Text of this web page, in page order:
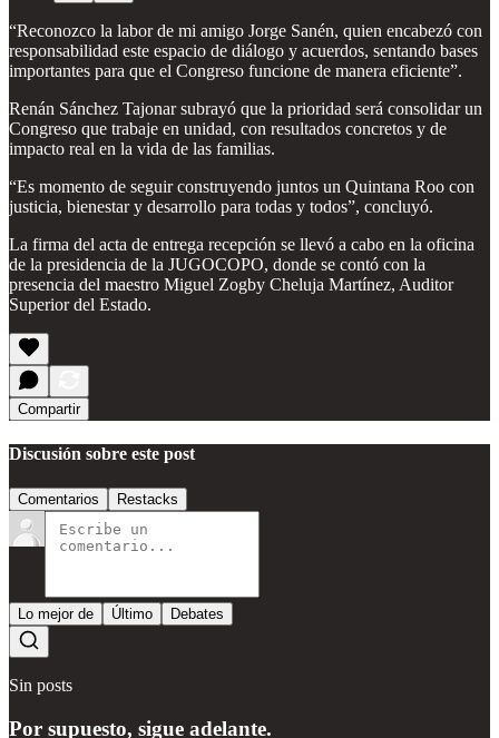
“Reconozco la labor de mi amigo Jorge Sanén, quien encabezó con
responsabilidad este espacio de diálogo y acuerdos, sentando bases
importantes para que el Congreso funcione de manera eficiente”.
Renán Sánchez Tajonar subrayó que la prioridad será consolidar un
Congreso que trabaje en unidad, con resultados concretos y de
impacto real en la vida de las familias.
“Es momento de seguir construyendo juntos un Quintana Roo con
justicia, bienestar y desarrollo para todas y todos”, concluyó.
La firma del acta de entrega recepción se llevó a cabo en la oficina
de la presidencia de la JUGOCOPO, donde se contó con la
presencia del maestro Miguel Zogby Cheluja Martínez, Auditor
Superior del Estado.
Compartir
Discusión sobre este post
Comentarios Restacks
Lo mejor de Último Debates
Sin posts
Por supuesto, sigue adelante.